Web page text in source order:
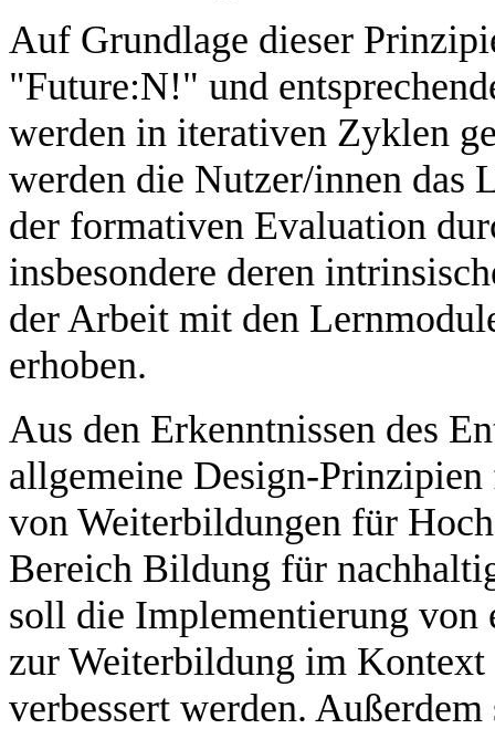
Auf Grundlage dieser
"Future:N!" und
werden in iterativen Zyklen
werden die Nutzer/innen das
der formativen Evaluation
insbesondere deren
der Arbeit mit den
erhoben.
Aus den Erkenntnissen des
allgemeine Design-
von Weiterbildungen für
Bereich Bildung für
soll die Implementierung von
zur Weiterbildung im
verbessert werden.